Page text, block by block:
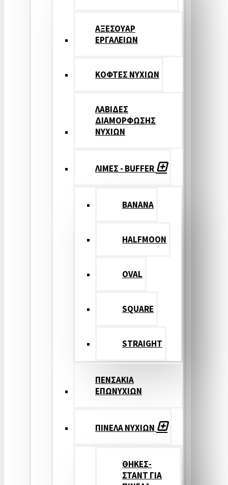
ΑΞΕΣΟΥΑΡ
ΕΡΓΑΛΕΙΩΝ
ΚΟΦΤΕΣ ΝΥΧΙΩΝ
ΛΑΒΙΔΕΣ
ΔΙΑΜΟΡΦΩΣΗΣ
ΝΥΧΙΩΝ
ΛΙΜΕΣ - BUFFER
BANANA
HALFMOON
OVAL
SQUARE
STRAIGHT
ΠΕΝΣΑΚΙΑ
ΕΠΩΝΥΧΙΩΝ
ΠΙΝΕΛΑ ΝΥΧΙΩΝ
ΘΗΚΕΣ-
ΣΤΑΝΤ ΓΙΑ